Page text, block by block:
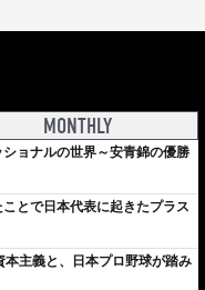
MONTHLY
ョナルの世界～安青錦の優勝
とで日本代表に起きたプラス
本主義と、日本プロ野球が踏み